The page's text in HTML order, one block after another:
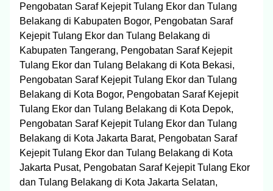
Pengobatan Saraf Kejepit Tulang Ekor dan Tulang
Belakang di Kabupaten Bogor, Pengobatan Saraf
Kejepit Tulang Ekor dan Tulang Belakang di
Kabupaten Tangerang, Pengobatan Saraf Kejepit
Tulang Ekor dan Tulang Belakang di Kota Bekasi,
Pengobatan Saraf Kejepit Tulang Ekor dan Tulang
Belakang di Kota Bogor, Pengobatan Saraf Kejepit
Tulang Ekor dan Tulang Belakang di Kota Depok,
Pengobatan Saraf Kejepit Tulang Ekor dan Tulang
Belakang di Kota Jakarta Barat, Pengobatan Saraf
Kejepit Tulang Ekor dan Tulang Belakang di Kota
Jakarta Pusat, Pengobatan Saraf Kejepit Tulang Ekor
dan Tulang Belakang di Kota Jakarta Selatan,